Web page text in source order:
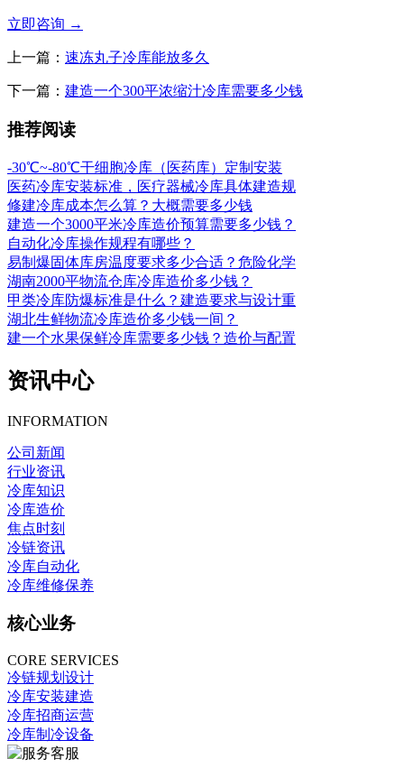
立即咨询 →
上一篇： 速冻丸子冷库能放多久
下一篇： 建造一个300平浓缩汁冷库需要多少钱
推荐阅读
-30℃~-80℃干细胞冷库（医药库）定制安装
医药冷库安装标准，医疗器械冷库具体建造规
修建冷库成本怎么算？大概需要多少钱
建造一个3000平米冷库造价预算需要多少钱？
自动化冷库操作规程有哪些？
易制爆固体库房温度要求多少合适？危险化学
湖南2000平物流仓库冷库造价多少钱？
甲类冷库防爆标准是什么？建造要求与设计重
湖北生鲜物流冷库造价多少钱一间？
建一个水果保鲜冷库需要多少钱？造价与配置
资讯中心
INFORMATION
公司新闻
行业资讯
冷库知识
冷库造价
焦点时刻
冷链资讯
冷库自动化
冷库维修保养
核心业务
CORE SERVICES
冷链规划设计
冷库安装建造
冷库招商运营
冷库制冷设备